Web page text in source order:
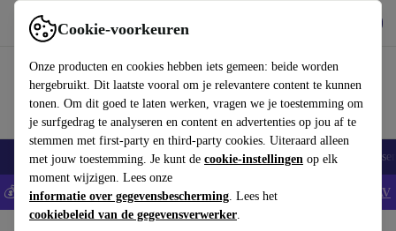
Cookie-voorkeuren
Onze producten en cookies hebben iets gemeen: beide worden
hergebruikt. Dit laatste vooral om je relevantere content te kunnen
tonen. Om dit goed te laten werken, vragen we je toestemming om
je surfgedrag te analyseren en content en advertenties op jou af te
stemmen met first-party en third-party cookies. Uiteraard alleen
met jouw toestemming. Je kunt de cookie-instellingen op elk
moment wijzigen. Lees onze
informatie over gegevensbescherming. Lees het
cookiebeleid van de gegevensverwerker.
Gebruik refurbed snel en eenvoudig
Elektronica Huishouden Keuken Sport E-Bikes Yoga
💰Bespaar 5% EXTRA op alle iPhones - Code: IPHONEDEAL - AV